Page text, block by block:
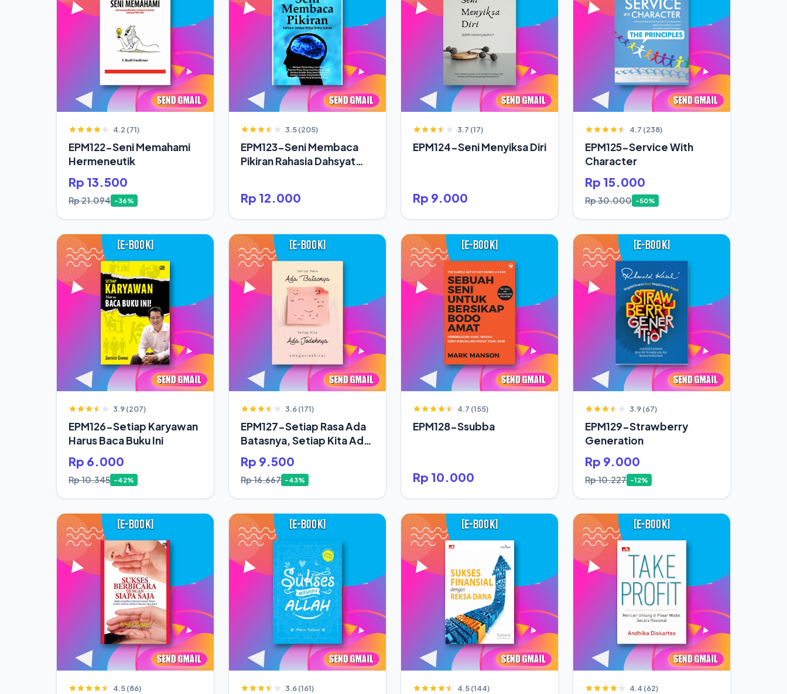
4.2 (71)
EPM122-Seni Memahami
Hermeneutik
Rp 13.500
Rp 21.094 -36%
3.5 (205)
EPM123-Seni Membaca
Pikiran Rahasia Dahsyat
Rp 12.000
3.7 (17)
EPM124-Seni Menyiksa Diri
Rp 9.000
4.7 (238)
EPM125-Service With
Character
Rp 15.000
Rp 30.000 -50%
3.9 (207)
EPM126-Setiap Karyawan
Harus Baca Buku Ini
Rp 6.000
Rp 10.345 -42%
3.6 (171)
EPM127-Setiap Rasa Ada
Batasnya, Setiap Kita Ada
Jodoh
Rp 9.500
Rp 16.667 -43%
4.7 (155)
EPM128-Ssubba
Rp 10.000
3.9 (67)
EPM129-Strawberry
Generation
Rp 9.000
Rp 10.227 -12%
4.5 (86) 3.6 (161) 4.5 (144) 4.4 (62)